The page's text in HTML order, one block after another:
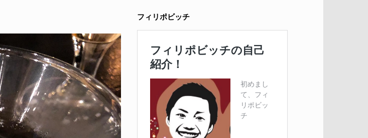
フィリポビッチ